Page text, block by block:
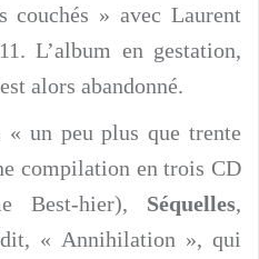
couchés » avec Laurent
L’album en gestation,
alors abandonné.
« un peu plus que trente
compilation en trois CD
Best-hier), Séquelles,
« Annihilation », qui